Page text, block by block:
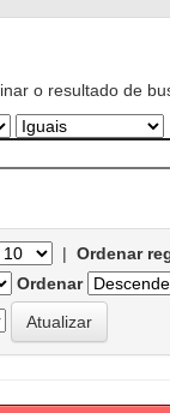
o resultado de
| Ordenar
Ordenar